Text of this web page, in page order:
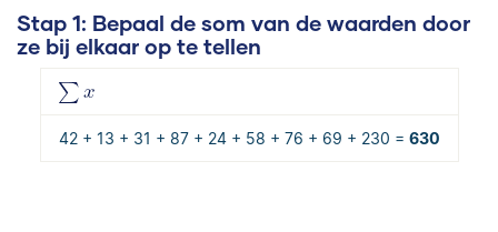
Stap 1: Bepaal de som van de waarden door
ze bij elkaar op te tellen
42 + 13 + 31 + 87 + 24 + 58 + 76 + 69 + 230 = 630